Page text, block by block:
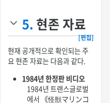
5. 현존 자료
[편집]
현재 공개적으로 확인되는 주
요 현존 자료는 다음과 같다.
1984년 한정판 비디오
1984년 트랜스글로벌
에서 《怪獣マリンコ